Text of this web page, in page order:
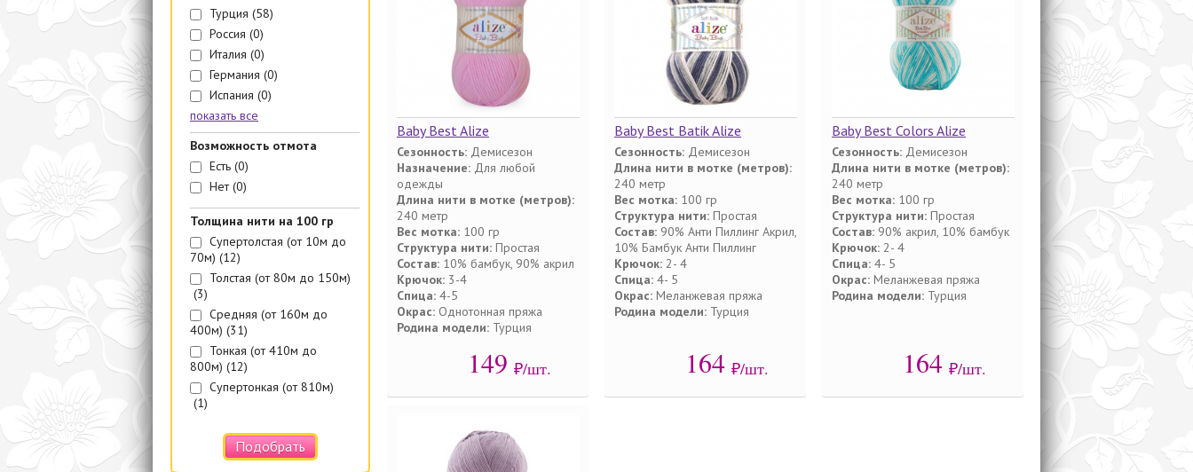
Турция (58)
Россия (0)
Италия (0)
Германия (0)
Испания (0)
показать все
Возможность отмота
Есть (0)
Нет (0)
Толщина нити на 100 гр
Супертолстая (от 10м до
70м) (12)
Толстая (от 80м до 150м)
(3)
Средняя (от 160м до
400м) (31)
Тонкая (от 410м до
800м) (12)
Супертонкая (от 810м)
(1)
Подобрать
Baby Best Alize
Сезонность: Демисезон
Назначение: Для любой
одежды
Длина нити в мотке (метров):
240 метр
Вес мотка: 100 гр
Структура нити: Простая
Состав: 10% бамбук, 90% акрил
Крючок: 3-4
Спица: 4-5
Окрас: Однотонная пряжа
Родина модели: Турция
149 ₽/шт.
Baby Best Batik Alize
Сезонность: Демисезон
Длина нити в мотке (метров):
240 метр
Вес мотка: 100 гр
Структура нити: Простая
Состав: 90% Анти Пиллинг Акрил,
10% Бамбук Анти Пиллинг
Крючок: 2- 4
Спица: 4- 5
Окрас: Меланжевая пряжа
Родина модели: Турция
164 ₽/шт.
Baby Best Colors Alize
Сезонность: Демисезон
Длина нити в мотке (метров):
240 метр
Вес мотка: 100 гр
Структура нити: Простая
Состав: 90% акрил, 10% бамбук
Крючок: 2- 4
Спица: 4- 5
Окрас: Меланжевая пряжа
Родина модели: Турция
164 ₽/шт.